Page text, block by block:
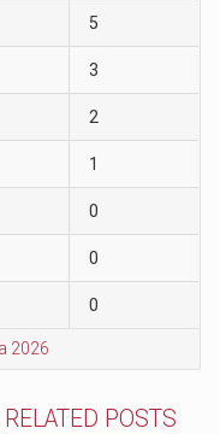
5
3
2
1
0
0
0
2026
RELATED POSTS